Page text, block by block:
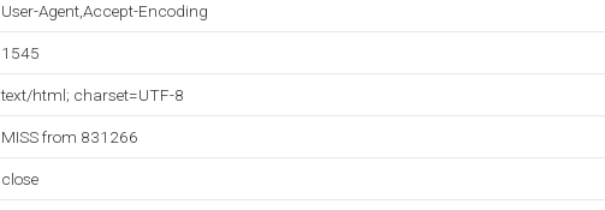
User-Agent,Accept-Encoding
1545
text/html; charset=UTF-8
MISS from 831266
close